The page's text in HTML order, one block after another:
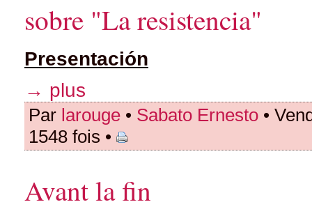
sobre "La resistencia"
Presentación
→ plus
Par larouge • Sabato Ernesto •
1548 fois •
Avant la fin